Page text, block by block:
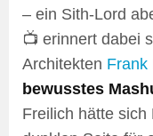
– ein Sith-Lord
📺 erinnert dabei
Architekten Frank
bewusstes
Freilich hätte